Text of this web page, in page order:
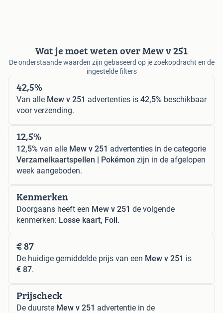
Wat je moet weten over Mew v 251
De onderstaande waarden zijn gebaseerd op je zoekopdracht en de
ingestelde filters
42,5%
Van alle Mew v 251 advertenties is 42,5% beschikbaar
voor verzending.
12,5%
12,5% van alle Mew v 251 advertenties in de categorie
Verzamelkaartspellen | Pokémon zijn in de afgelopen
week aangeboden.
Kenmerken
Doorgaans heeft een Mew v 251 de volgende
kenmerken: Losse kaart, Foil.
€ 87
De huidige gemiddelde prijs van een Mew v 251 is
€ 87.
Prijscheck
De duurste Mew v 251 advertentie in de